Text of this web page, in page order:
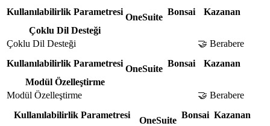
Kullanılabilirlik Parametresi
OneSuite
Bonsai
Kazanan
Çoklu Dil Desteği
Çoklu Dil Desteği
🤝 Berabere
Kullanılabilirlik Parametresi
OneSuite
Bonsai
Kazanan
Modül Özelleştirme
Modül Özelleştirme
🤝 Berabere
Kullanılabilirlik Parametresi
OneSuite
Bonsai Kazanan